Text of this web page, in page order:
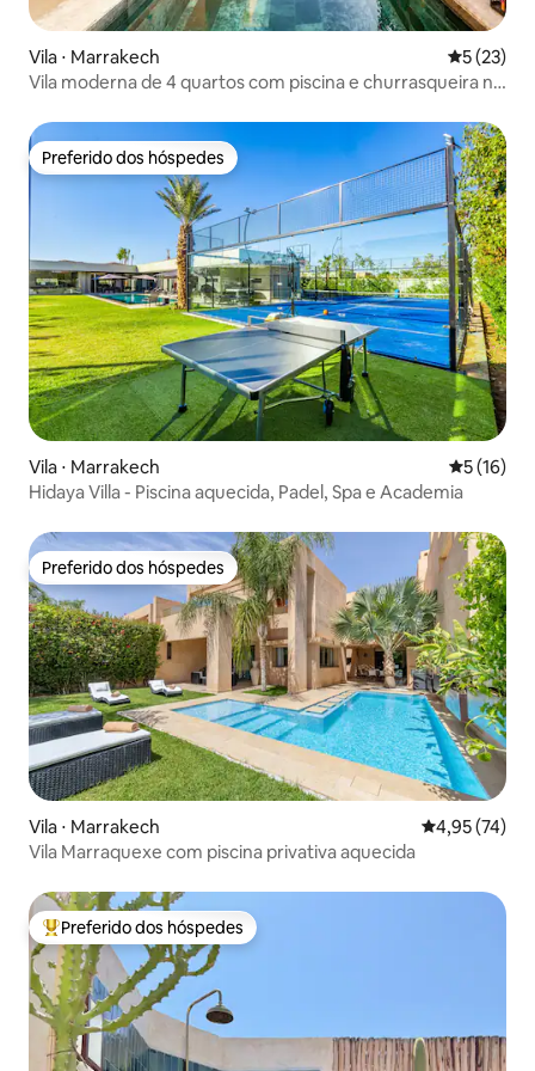
Vila ⋅ Marrakech 5 de uma
5 (23)
Vila moderna de 4 quartos com piscina e churrasqueira no
Preferido dos hóspedes
Preferido dos hóspedes
Vila ⋅ Marrakech 5 de uma
5 (16)
Hidaya Villa - Piscina aquecida, Padel, Spa e Academia
Preferido dos hóspedes
Preferido dos hóspedes
Vila ⋅ Marrakech 4,95 de uma
4,95 (74)
Vila Marraquexe com piscina privativa aquecida
Entre os melhores preferidos dos hóspedes
Preferido dos hóspedes